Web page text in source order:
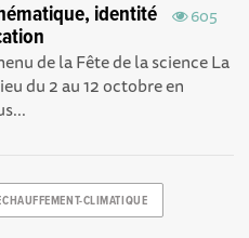
605
identité
de la Fête de la science La
du 2 au 12 octobre en
CLIMATIQUE